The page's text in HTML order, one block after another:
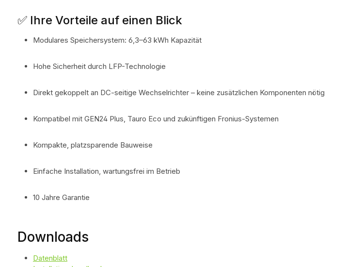
✅ Ihre Vorteile auf einen Blick
Modulares Speichersystem: 6,3–63 kWh Kapazität
Hohe Sicherheit durch LFP-Technologie
Direkt gekoppelt an DC-seitige Wechselrichter – keine zusätzlichen Komponenten nötig
Kompatibel mit GEN24 Plus, Tauro Eco und zukünftigen Fronius-Systemen
Kompakte, platzsparende Bauweise
Einfache Installation, wartungsfrei im Betrieb
10 Jahre Garantie
Downloads
Datenblatt